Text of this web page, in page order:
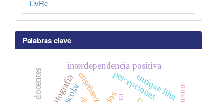
LivRe
Palabras clave
enseñanza
interdependencia positiva
percepciones
enrique lihn
fotografía